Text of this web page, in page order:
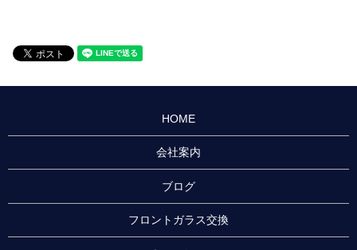
HOME
会社案内
ブログ
フロントガラス交換